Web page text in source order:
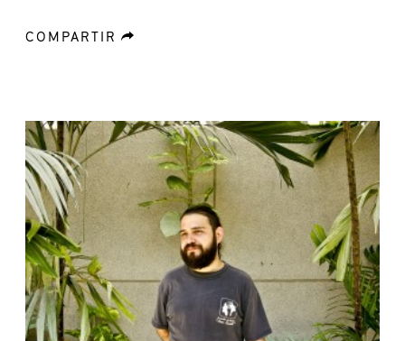
COMPARTIR forward